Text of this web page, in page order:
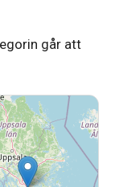
går att